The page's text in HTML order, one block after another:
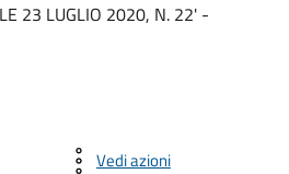
23 LUGLIO 2020, N. 22' -
Vedi azioni